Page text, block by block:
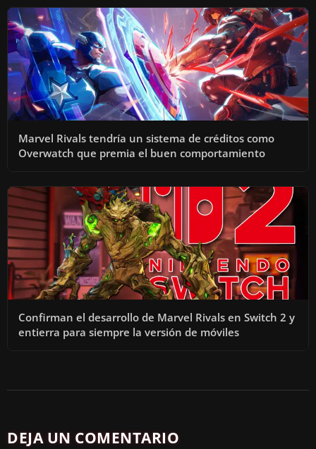
Marvel Rivals tendría un sistema de créditos como
Overwatch que premia el buen comportamiento
Confirman el desarrollo de Marvel Rivals en Switch 2 y
entierra para siempre la versión de móviles
DEJA UN COMENTARIO